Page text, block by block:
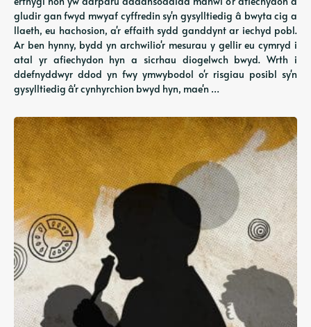
gludir gan fwyd mwyaf cyffredin sy'n gysylltiedig â bwyta cig a
llaeth, eu hachosion, a'r effaith sydd ganddynt ar iechyd pobl.
Ar ben hynny, bydd yn archwilio'r mesurau y gellir eu cymryd i
atal yr afiechydon hyn a sicrhau diogelwch bwyd. Wrth i
ddefnyddwyr ddod yn fwy ymwybodol o'r risgiau posibl sy'n
gysylltiedig â'r cynhyrchion bwyd hyn, mae'n …